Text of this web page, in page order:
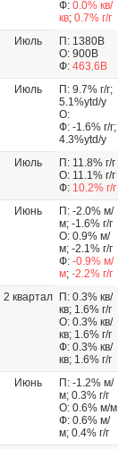
Ф: 0.0% кв/
кв; 0.7% г/г
Июль
П: 1380B
О: 900B
Ф: 463.6B
Июль
П: 9.7% г/г;
5.1%ytd/y
О:
Ф: -1.6% г/г;
4.3%ytd/y
Июль
П: 11.8% г/г
О: 11.1% г/г
Ф: 10.2% г/г
Июнь
П: -2.0% м/
м; -1.6% г/г
О: 0.9% м/
м; -2.1% г/г
Ф: -0.9% м/
м; -2.2% г/г
2 квартал
П: 0.3% кв/
кв; 1.6% г/г
О: 0.3% кв/
кв; 1.6% г/г
Ф: 0.3% кв/
кв; 1.6% г/г
Июнь
П: -1.2% м/
м; 0.3% г/г
О: 0.6% м/м
Ф: 0.6% м/
м; 0.4% г/г